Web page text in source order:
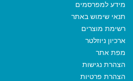
מידע למפרסמים
תנאי שימוש באתר
רשימת מוצרים
ארכיון ניוזלטר
מפת אתר
הצהרת נגישות
הצהרת פרטיות